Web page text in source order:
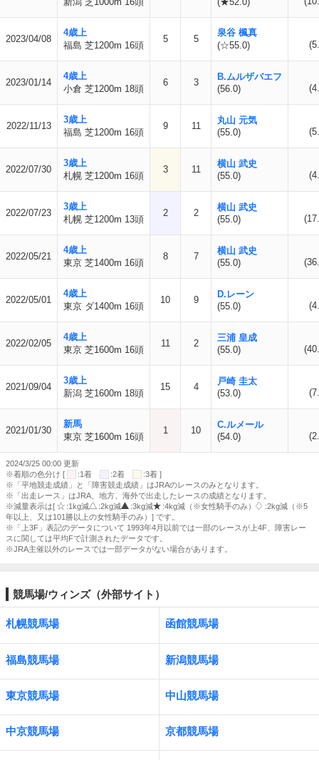
2023/04/08
4歳上
福島 芝1200m 16頭
5 5
泉谷 楓真
(☆55.0)
2023/01/14
4歳上
小倉 芝1200m 18頭
6 3
B.ムルザバエフ
(56.0)
2022/11/13
3歳上
福島 芝1200m 16頭
9 11
丸山 元気
(55.0)
2022/07/30
3歳上
札幌 芝1200m 16頭
3 11
横山 武史
(55.0)
2022/07/23
3歳上
札幌 芝1200m 13頭
2 2
横山 武史
(55.0)
2022/05/21
4歳上
東京 芝1400m 16頭
8 7
横山 武史
(55.0)
2022/05/01
4歳上
東京 ダ1400m 16頭
10 9
D.レーン
(55.0)
2022/02/05
4歳上
東京 芝1600m 16頭
11 2
三浦 皇成
(55.0)
2021/09/04
3歳上
新潟 芝1600m 18頭
15 4
戸崎 圭太
(53.0)
2021/01/30
新馬
東京 芝1600m 16頭
1 10
C.ルメール
(54.0)
2024/3/25 00:00 更新
※着順の色分け [
:1着 :2着
:3着 ]
※「平地競走成績」と「障害競走成績」はJRAのレースのみとなります。
※「出走レース」はJRA、地方、海外で出走したレースの成績となります。
※減量表示は[
:1kg減 :2kg減 :3kg減 :4kg減（※女性騎手のみ）
:2kg減（※5
年以上、又は101勝以上の女性騎手のみ）] です。
※「上3F」表記のデータについて 1993年4月以前では一部のレースが上4F、障害レー
スに関しては平均Fで計測されたデータです。
※JRA主催以外のレースでは一部データがない場合があります。
競馬場/ウィンズ（外部サイト）
札幌競馬場 函館競馬場
福島競馬場 新潟競馬場
東京競馬場 中山競馬場
中京競馬場 京都競馬場